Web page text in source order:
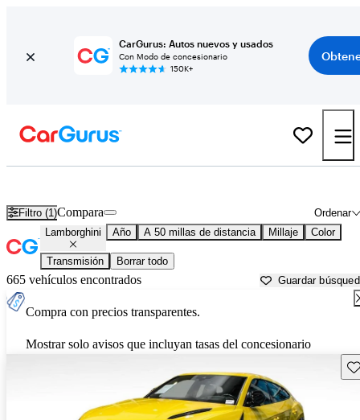
CarGurus: Autos nuevos y usados
Con Modo de concesionario
150K+
Filtro (1) Ordenar
Compara
Lamborghini Año A 50 millas de distancia Millaje Color
Transmisión Borrar todo
665 vehículos encontrados Guardar
Compra con precios transparentes.
Mostrar solo avisos que incluyan tasas del concesionario